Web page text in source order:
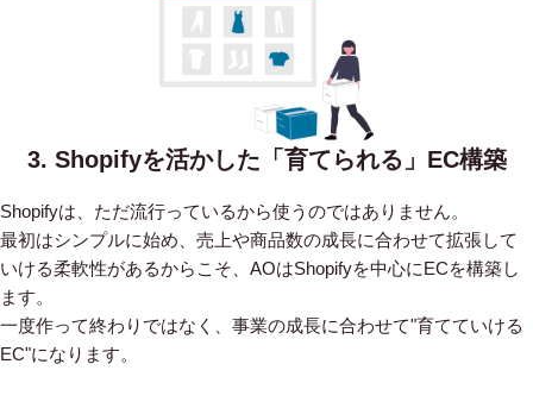
3. Shopifyを活かした「育てられる」EC構築
Shopifyは、ただ流行っているから使うのではありません。
最初はシンプルに始め、売上や商品数の成長に合わせて拡張して
いける柔軟性があるからこそ、AOはShopifyを中心にECを構築し
ます。
一度作って終わりではなく、事業の成長に合わせて"育てていける
EC"になります。